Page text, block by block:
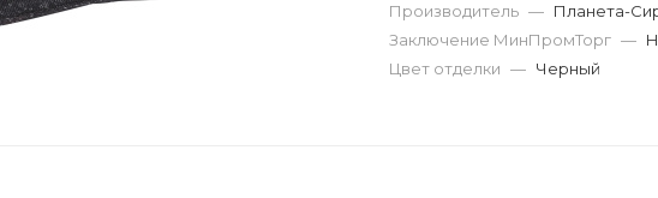
Производитель — Планета-
Заключение МинПромТорг —
Цвет отделки — Черный